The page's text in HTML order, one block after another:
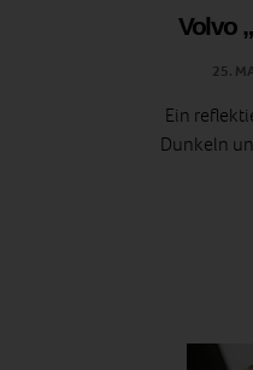
Volvo
25.
Ein
Dunkeln